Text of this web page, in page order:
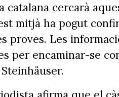
catalana cercarà
mitjà ha pogut
proves. Les
per encaminar-se